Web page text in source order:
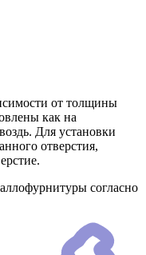
от толщины
как на
Для установки
отверстия,
согласно